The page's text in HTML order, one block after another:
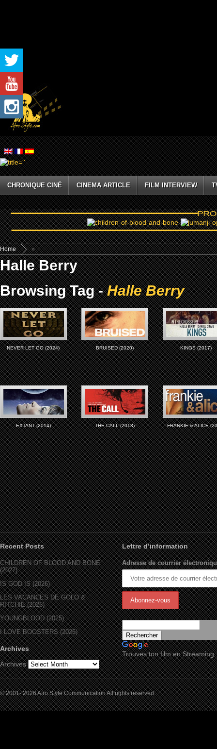
CHRONIQUE CINÉ CINEMA ARTICLE FILM INTERVIEW
Home »
Halle Berry
Browsing Tag -Halle Berry
NEVER LET GO (2024) BRUISED (2020) KINGS (2017)
EXTANT (2014) THE CALL (2013) FRANKIE & ALICE
Recent Posts
CHILDREN OF BLOOD AND BONE
(2027)
IS GOD IS (2026)
LES VACANCES DE GOLO &
RITCHIE (2026)
YOUNGBLOOD (2025)
I LOVE BOOSTERS (2026)
Archives
Archives
Lettre d’information
Adresse de courrier
Trouves ton film en Streaming
© 2001- 2026 Afro Style Communication All rights reserved.